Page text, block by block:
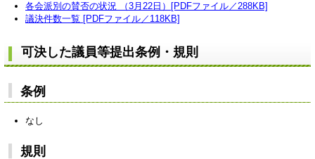
各会派別の賛否の状況 （3月22日）[PDFファイル／288KB]
議決件数一覧 [PDFファイル／118KB]
可決した議員等提出条例・規則
条例
なし
規則